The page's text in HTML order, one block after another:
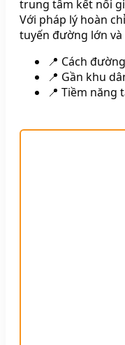
trung tâm kết nối
Với pháp lý hoàn
tuyến đường lớn và
📍 Cách
📍 Gần khu
📍 Tiềm năng